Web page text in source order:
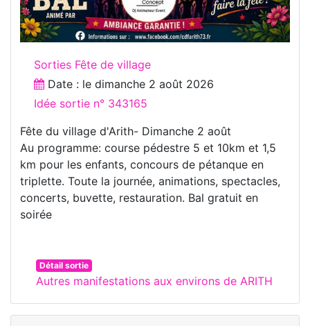
Sorties Fête de village
Date : le dimanche 2 août 2026
Idée sortie n° 343165
Fête du village d'Arith- Dimanche 2 août
Au programme: course pédestre 5 et 10km et 1,5
km pour les enfants, concours de pétanque en
triplette. Toute la journée, animations, spectacles,
concerts, buvette, restauration. Bal gratuit en
soirée
Détail sortie
Autres manifestations aux environs de ARITH